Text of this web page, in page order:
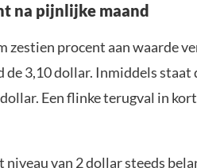
na pijnlijke maand
zestien procent aan waarde
de 3,10 dollar. Inmiddels staat
Een flinke terugval in
niveau van 2 dollar steeds